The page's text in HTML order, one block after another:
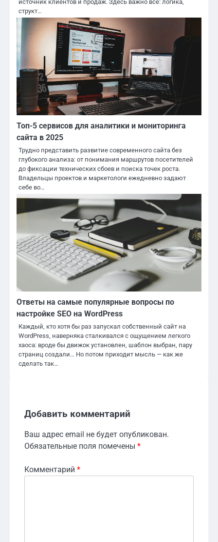
источник клиентов и продаж. Здесь важно всё: логика,
структ…
Топ-5 сервисов для аналитики и мониторинга
сайта в 2025
Трудно представить развитие современного сайта без
глубокого анализа: от понимания маршрутов посетителей
до фиксации технических сбоев и поиска точек роста.
Владельцы проектов и маркетологи ежедневно задают
себе во…
Ответы на самые популярные вопросы по
настройке SEO на WordPress
Каждый, кто хотя бы раз запускал собственный сайт на
WordPress, наверняка сталкивался с ощущением легкого
хаоса: вроде бы движок установлен, шаблон выбран, пару
страниц создали… Но потом приходит мысль — как же
сделать так…
Добавить комментарий
Ваш адрес email не будет опубликован.
Обязательные поля помечены *
Комментарий *